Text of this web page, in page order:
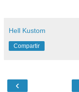
Hell Kustom
Compartir
‹